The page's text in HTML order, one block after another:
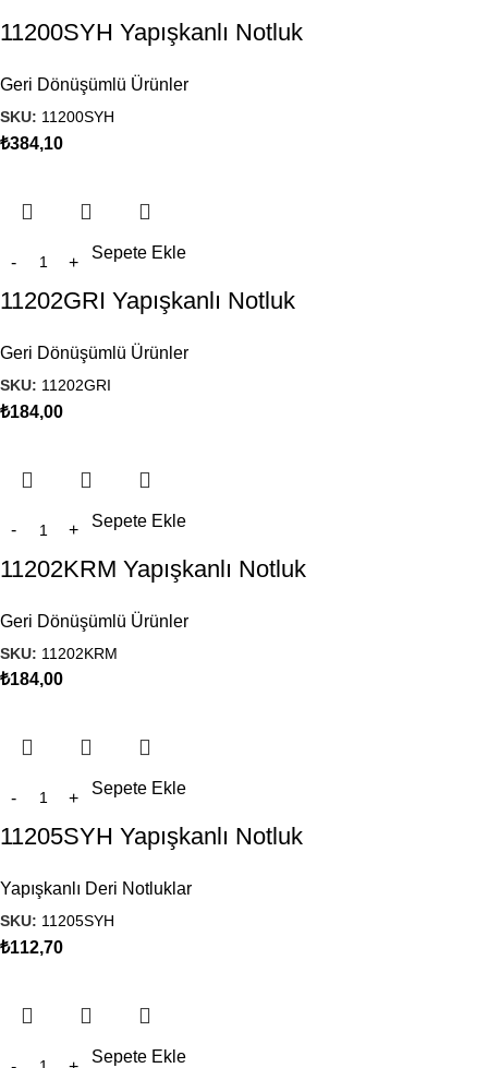
11200SYH Yapışkanlı Notluk
Geri Dönüşümlü Ürünler
SKU: 11200SYH
₺384,10
Sepete Ekle
11202GRI Yapışkanlı Notluk
Geri Dönüşümlü Ürünler
SKU: 11202GRI
₺184,00
Sepete Ekle
11202KRM Yapışkanlı Notluk
Geri Dönüşümlü Ürünler
SKU: 11202KRM
₺184,00
Sepete Ekle
11205SYH Yapışkanlı Notluk
Yapışkanlı Deri Notluklar
SKU: 11205SYH
₺112,70
Sepete Ekle